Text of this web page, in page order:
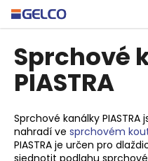
Přejít
na
obsah
Sprchové
PIASTRA
Sprchové kanálky
nahradí ve sprchovém
PIASTRA je určen pro
sjednotit podlahu
o
C
o
p
o
t